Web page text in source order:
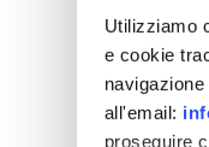
Utilizziamo
e cookie
all'email:
proseguire